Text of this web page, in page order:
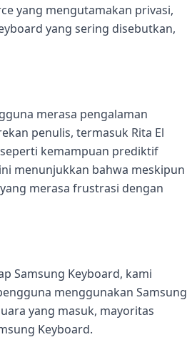
yang mengutamakan privasi,
yang sering disebutkan,
merasa pengalaman
penulis, termasuk Rita El
kemampuan prediktif
menunjukkan bahwa meskipun
merasa frustrasi dengan
Samsung Keyboard, kami
menggunakan Samsung
yang masuk, mayoritas
Keyboard.